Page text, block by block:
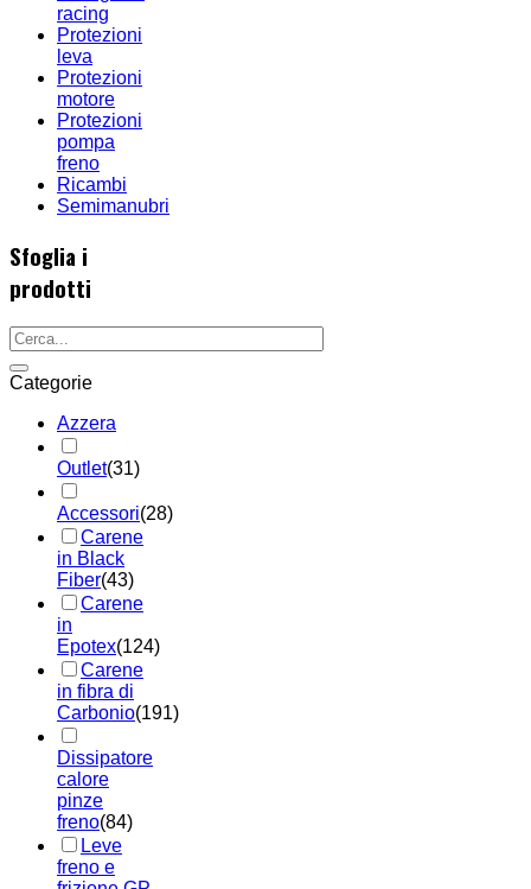
racing
Protezioni
leva
Protezioni
motore
Protezioni
pompa
freno
Ricambi
Semimanubri
Sfoglia i
prodotti
Categorie
Azzera
Outlet(31)
Accessori(28)
Carene
in Black
Fiber(43)
Carene
in
Epotex(124)
Carene
in fibra di
Carbonio(191)
Dissipatore
calore
pinze
freno(84)
Leve
freno e